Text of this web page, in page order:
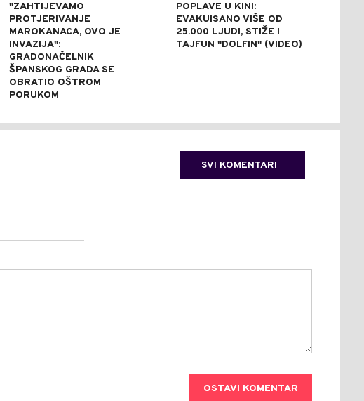
"ZAHTIJEVAMO
PROTJERIVANJE
MAROKANACA, OVO JE
INVAZIJA":
GRADONAČELNIK
ŠPANSKOG GRADA SE
OBRATIO OŠTROM
PORUKOM
POPLAVE U KINI:
EVAKUISANO VIŠE OD
25.000 LJUDI, STIŽE I
TAJFUN "DOLFIN" (VIDEO)
SVI KOMENTARI
OSTAVI KOMENTAR